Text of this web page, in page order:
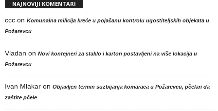
NAJNOVIJI KOMENTARI
ccc on Komunalna milicija kreće u pojačanu kontrolu ugostiteljskih objekata u
Požarevcu
Vladan on Novi kontejneri za staklo i karton postavljeni na više lokacija u
Požarevcu
Ivan Mlakar on Objavljen termin suzbijanja komaraca u Požarevcu, pčelari da
zaštite pčele